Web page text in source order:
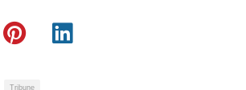
Tribune